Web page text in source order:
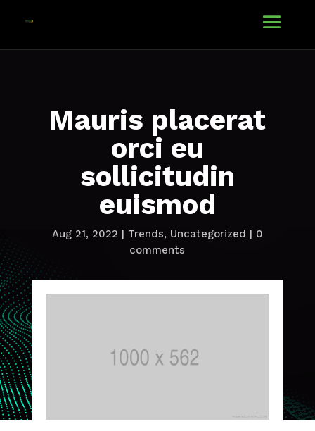
Mauris placerat
orci eu
sollicitudin
euismod
Aug 21, 2022 | Trends, Uncategorized | 0
comments